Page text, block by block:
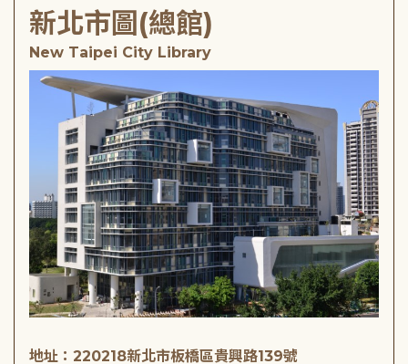
新北市圖(總館)
New Taipei City Library
地址：220218新北市板橋區貴興路139號